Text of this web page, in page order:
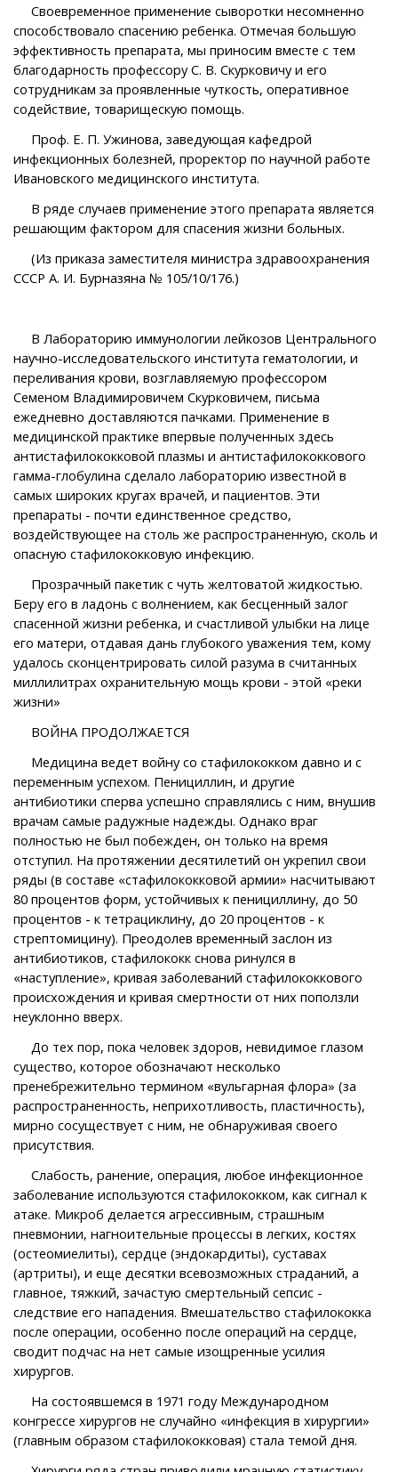
Своевременное применение сыворотки несомненно
способствовало спасению ребенка. Отмечая большую
эффективность препарата, мы приносим вместе с тем
благодарность профессору С. В. Скурковичу и его
сотрудникам за проявленные чуткость, оперативное
содействие, товарищескую помощь.
Проф. Е. П. Ужинова, заведующая кафедрой
инфекционных болезней, проректор по научной работе
Ивановского медицинского института.
В ряде случаев применение этого препарата является
решающим фактором для спасения жизни больных.
(Из приказа заместителя министра здравоохранения
СССР А. И. Бурназяна № 105/10/176.)
В Лабораторию иммунологии лейкозов Центрального
научно-исследовательского института гематологии, и
переливания крови, возглавляемую профессором
Семеном Владимировичем Скурковичем, письма
ежедневно доставляются пачками. Применение в
медицинской практике впервые полученных здесь
антистафилококковой плазмы и антистафилококкового
гамма-глобулина сделало лабораторию известной в
самых широких кругах врачей, и пациентов. Эти
препараты - почти единственное средство,
воздействующее на столь же распространенную, сколь и
опасную стафилококковую инфекцию.
Прозрачный пакетик с чуть желтоватой жидкостью.
Беру его в ладонь с волнением, как бесценный залог
спасенной жизни ребенка, и счастливой улыбки на лице
его матери, отдавая дань глубокого уважения тем, кому
удалось сконцентрировать силой разума в считанных
миллилитрах охранительную мощь крови - этой «реки
жизни»
ВОЙНА ПРОДОЛЖАЕТСЯ
Медицина ведет войну со стафилококком давно и с
переменным успехом. Пенициллин, и другие
антибиотики сперва успешно справлялись с ним, внушив
врачам самые радужные надежды. Однако враг
полностью не был побежден, он только на время
отступил. На протяжении десятилетий он укрепил свои
ряды (в составе «стафилококковой армии» насчитывают
80 процентов форм, устойчивых к пенициллину, до 50
процентов - к тетрациклину, до 20 процентов - к
стрептомицину). Преодолев временный заслон из
антибиотиков, стафилококк снова ринулся в
«наступление», кривая заболеваний стафилококкового
происхождения и кривая смертности от них поползли
неуклонно вверх.
До тех пор, пока человек здоров, невидимое глазом
существо, которое обозначают несколько
пренебрежительно термином «вульгарная флора» (за
распространенность, неприхотливость, пластичность),
мирно сосуществует с ним, не обнаруживая своего
присутствия.
Слабость, ранение, операция, любое инфекционное
заболевание используются стафилококком, как сигнал к
атаке. Микроб делается агрессивным, страшным
пневмонии, нагноительные процессы в легких, костях
(остеомиелиты), сердце (эндокардиты), суставах
(артриты), и еще десятки всевозможных страданий, а
главное, тяжкий, зачастую смертельный сепсис -
следствие его нападения. Вмешательство стафилококка
после операции, особенно после операций на сердце,
сводит подчас на нет самые изощренные усилия
хирургов.
На состоявшемся в 1971 году Международном
конгрессе хирургов не случайно «инфекция в хирургии»
(главным образом стафилококковая) стала темой дня.